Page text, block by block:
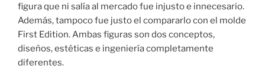
figura que ni salía al mercado fue injusto e innecesario.
Además, tampoco fue justo el compararlo con el molde
First Edition. Ambas figuras son dos conceptos,
diseños, estéticas e ingeniería completamente
diferentes.